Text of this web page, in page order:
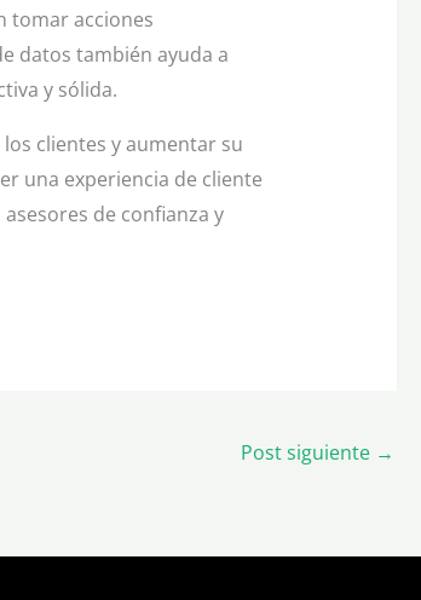
tomar acciones
datos también ayuda a
y sólida.
clientes y aumentar su
una experiencia de cliente
de confianza y
Post siguiente →